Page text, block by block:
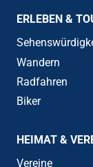
ERLEBEN &
Wandern
Radfahren
Biker
HEIMAT &
Vereine